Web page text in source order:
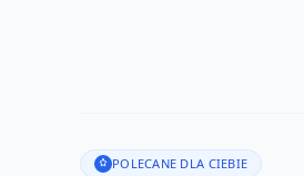
POLECANE DLA CIEBIE